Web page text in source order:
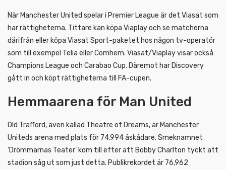
När Manchester United spelar i Premier League är det Viasat som
har rättigheterna. Tittare kan köpa Viaplay och se matcherna
därifrån eller köpa Viasat Sport-paketet hos någon tv-operatör
som till exempel Telia eller Comhem. Viasat/Viaplay visar också
Champions League och Carabao Cup. Däremot har Discovery
gått in och köpt rättigheterna till FA-cupen.
Hemmaarena för Man United
Old Trafford, även kallad Theatre of Dreams, är Manchester
Uniteds arena med plats för 74,994 åskådare. Smeknamnet
‘Drömmarnas Teater’ kom till efter att Bobby Charlton tyckt att
stadion såg ut som just detta. Publikrekordet är 76,962